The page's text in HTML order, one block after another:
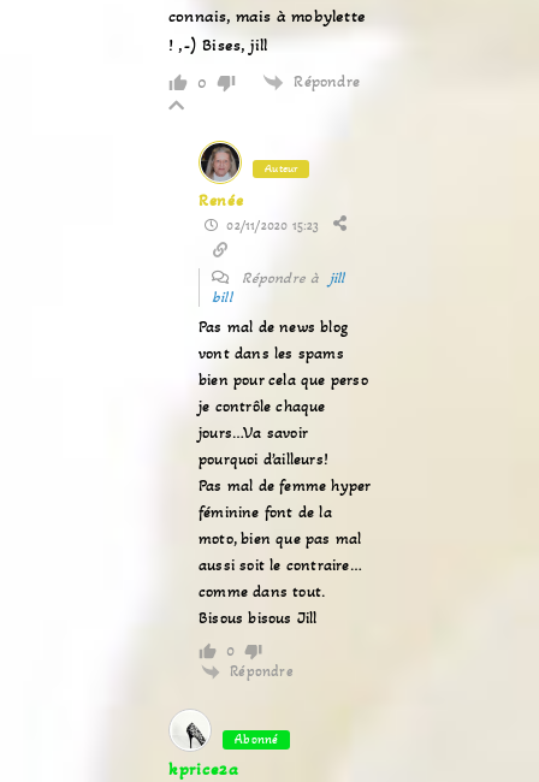
connais, mais à mobylette
! ,-) Bises, jill
0 Répondre
Auteur
Renée
02/11/2020 15:23
Répondre à jill
bill
Pas mal de news blog
vont dans les spams
bien pour cela que perso
je contrôle chaque
jours…Va savoir
pourquoi d’ailleurs!
Pas mal de femme hyper
féminine font de la
moto, bien que pas mal
aussi soit le contraire…
comme dans tout.
Bisous bisous Jill
0
Répondre
Abonné
kprice2a